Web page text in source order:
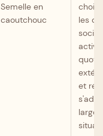
Semelle en
caoutchouc
choix
les
et
large